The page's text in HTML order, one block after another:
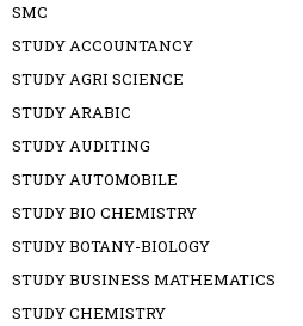
SMC
STUDY ACCOUNTANCY
STUDY AGRI SCIENCE
STUDY ARABIC
STUDY AUDITING
STUDY AUTOMOBILE
STUDY BIO CHEMISTRY
STUDY BOTANY-BIOLOGY
STUDY BUSINESS MATHEMATICS
STUDY CHEMISTRY